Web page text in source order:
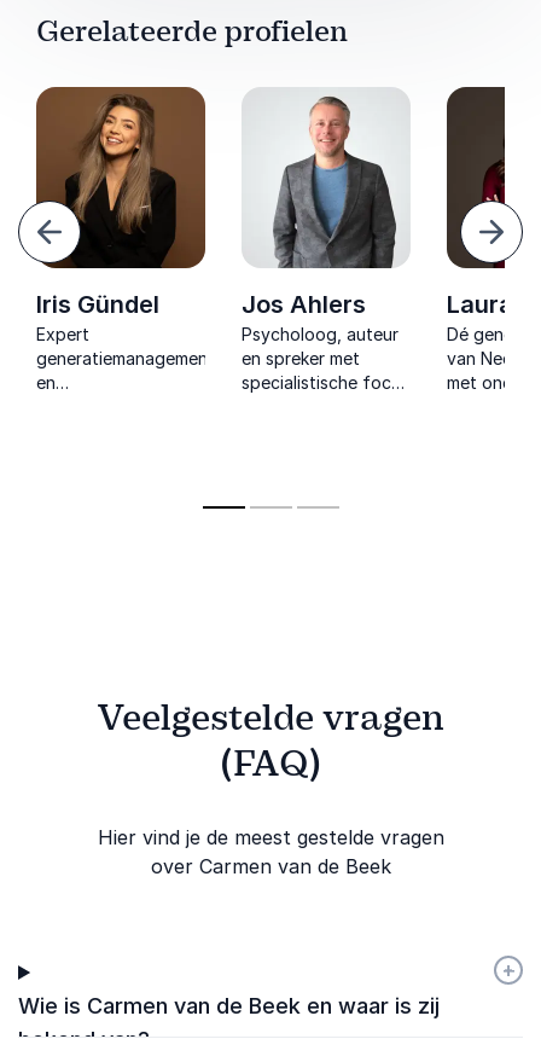
Gerelateerde profielen
Iris Gündel
Expert
generatiemanagement
en
Jos Ahlers
Psycholoog, auteur
en spreker met
specialistische focus
werkomgeving.
Laura
Dé
van
met
Veelgestelde vragen
(FAQ)
Hier vind je de meest gestelde vragen
over Carmen van de Beek
Wie is Carmen van de Beek en waar is zij
+
-